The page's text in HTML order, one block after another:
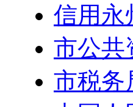
信用永
市公共
市税务